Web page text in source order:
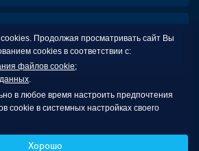
Продолжая просматривать сайт Вы
cookies в соответствии с:
файлов cookie;
.
в любое время настроить предпочтения
cookie в системных настройках своего
Хорошо